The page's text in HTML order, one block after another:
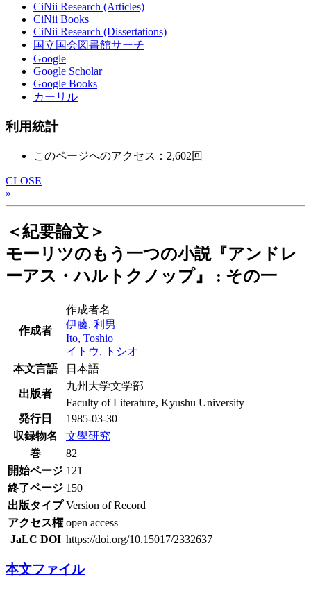
CiNii Research (Articles)
CiNii Books
CiNii Research (Dissertations)
国立国会図書館サーチ
Google
Google Scholar
Google Books
カーリル
利用統計
このページへのアクセス：2,602回
CLOSE
»
＜紀要論文＞
モーリツのもう一つの小説『アンドレ
ーアス・ハルトクノップ』 : その一
作成者
作成者名
伊藤, 利男
Ito, Toshio
イトウ, トシオ
本文言語
日本語
出版者
九州大学文学部
Faculty of Literature, Kyushu University
発行日
1985-03-30
収録物名
文學研究
巻
82
開始ページ 121
終了ページ 150
出版タイプ Version of Record
アクセス権 open access
JaLC DOI https://doi.org/10.15017/2332637
本文ファイル